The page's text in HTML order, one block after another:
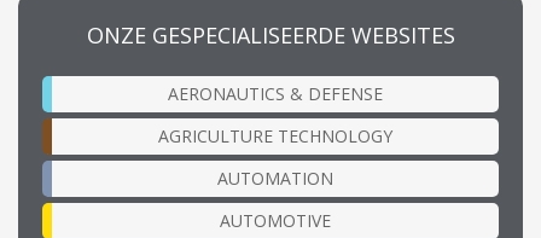
ONZE GESPECIALISEERDE WEBSITES
AERONAUTICS & DEFENSE
AGRICULTURE TECHNOLOGY
AUTOMATION
AUTOMOTIVE